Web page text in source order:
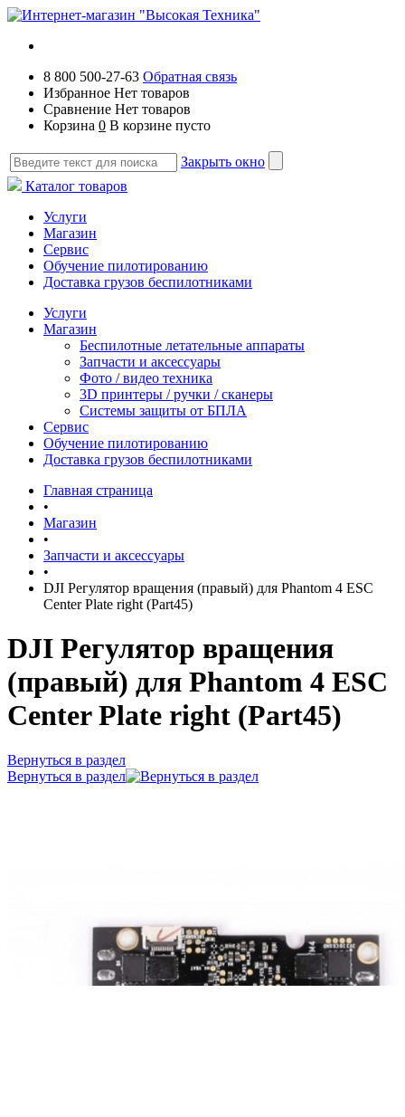
8 800 500-27-63 Обратная связь
Избранное Нет товаров
Сравнение Нет товаров
Корзина 0 В корзине пусто
Закрыть окно
Каталог товаров
Услуги
Магазин
Сервис
Обучение пилотированию
Доставка грузов беспилотниками
Услуги
Магазин
Беспилотные летательные аппараты
Запчасти и аксессуары
Фото / видео техника
3D принтеры / ручки / сканеры
Системы защиты от БПЛА
Сервис
Обучение пилотированию
Доставка грузов беспилотниками
Главная страница
•
Магазин
•
Запчасти и аксессуары
•
DJI Регулятор вращения (правый) для Phantom 4 ESC
Center Plate right (Part45)
DJI Регулятор вращения
(правый) для Phantom 4 ESC
Center Plate right (Part45)
Вернуться в раздел
Вернуться в раздел